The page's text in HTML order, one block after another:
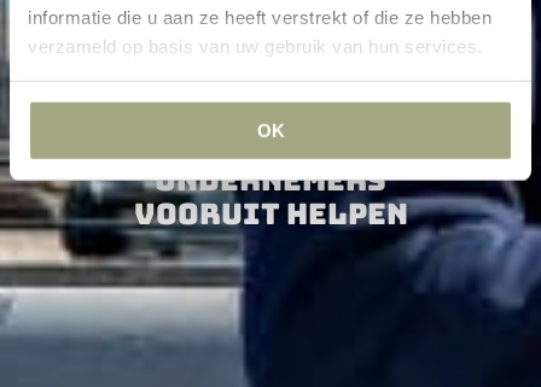
informatie die u aan ze heeft verstrekt of die ze hebben
verzameld op basis van uw gebruik van hun services.
OK
Advocaten die
ondernemers
vooruit helpen